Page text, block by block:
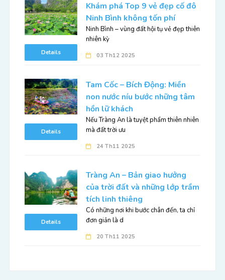
Details
Khám phá Top 9 vẻ đẹp cố đô
Ninh Bình không tốn phí
Ninh Bình – vùng đất hội tụ vẻ đẹp thiên
nhiên kỳ
03 Th12 2025
Details
Tam Cốc – Bích Động: Miền
non nước níu bước những tâm
hồn lữ khách
Nếu Tràng An là tuyệt phẩm thiên nhiên
mà đất trời ưu
24 Th11 2025
Details
Tràng An – Bản giao hưởng
của trời đất và những lớp trầm
tích linh thiêng
Có những nơi khi bước chân đến, ta chỉ
đơn giản là d
20 Th11 2025